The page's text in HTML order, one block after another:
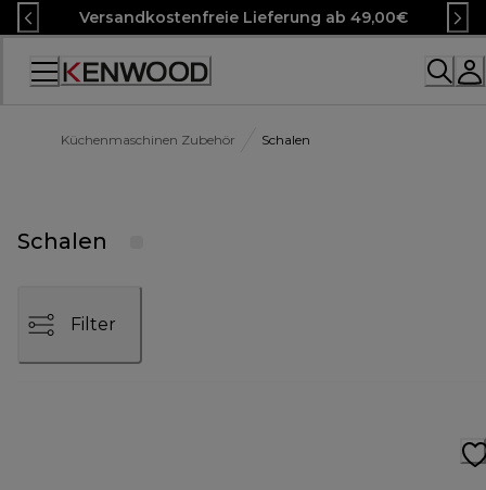
Skip
to
Content
Versandkostenfreie Lieferung ab 49,00€
Accessibility
Küchenmaschinen Zubehör Schalen
Schalen
Filter